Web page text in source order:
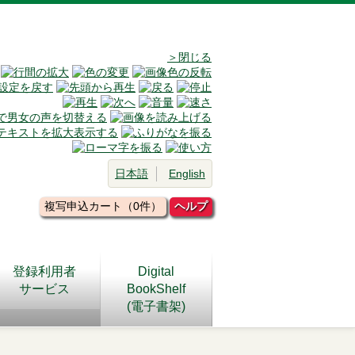
＞閉じる
日本語 English
複写申込カート（0件） ヘルプ
登録利用者
サービス
Digital
BookShelf
(電子書架)